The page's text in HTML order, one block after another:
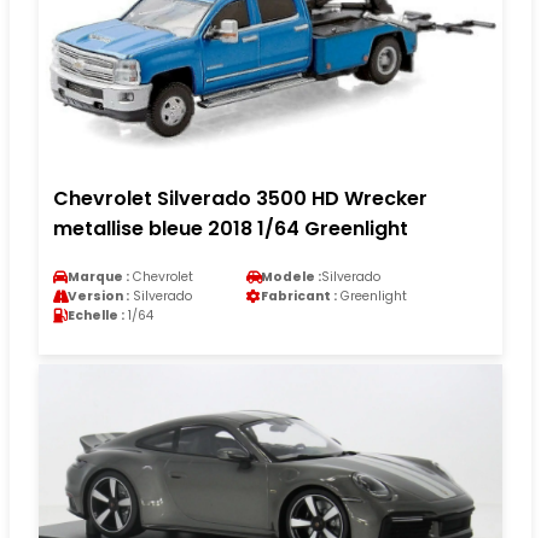
Chevrolet Silverado 3500 HD Wrecker
metallise bleue 2018 1/64 Greenlight
Marque : Chevrolet Modele :Silverado
Version : Silverado Fabricant : Greenlight
Echelle : 1/64